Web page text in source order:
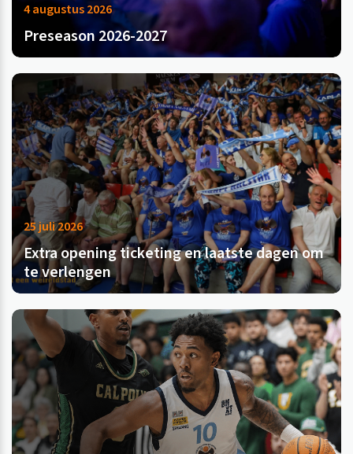
4 augustus 2026
Preseason 2026-2027
25 juli 2026
Extra opening ticketing en laatste dagen om
te verlengen